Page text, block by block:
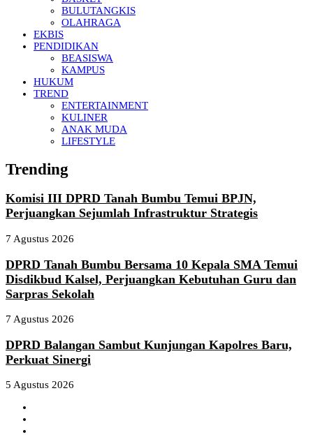
BULUTANGKIS
OLAHRAGA
EKBIS
PENDIDIKAN
BEASISWA
KAMPUS
HUKUM
TREND
ENTERTAINMENT
KULINER
ANAK MUDA
LIFESTYLE
Trending
Komisi III DPRD Tanah Bumbu Temui BPJN,
Perjuangkan Sejumlah Infrastruktur Strategis
7 Agustus 2026
DPRD Tanah Bumbu Bersama 10 Kepala SMA Temui
Disdikbud Kalsel, Perjuangkan Kebutuhan Guru dan
Sarpras Sekolah
7 Agustus 2026
DPRD Balangan Sambut Kunjungan Kapolres Baru,
Perkuat Sinergi
5 Agustus 2026